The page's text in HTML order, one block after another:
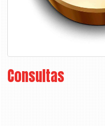
Consultas